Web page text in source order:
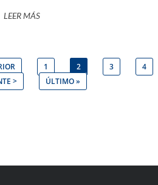
LEER MÁS
1 2 3
4
>
ÚLTIMO »